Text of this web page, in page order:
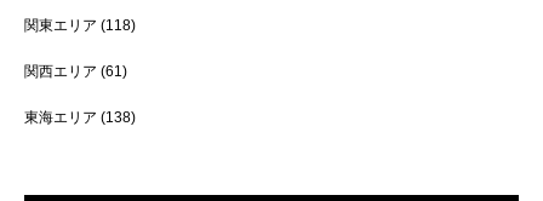
関東エリア (118)
関西エリア (61)
東海エリア (138)